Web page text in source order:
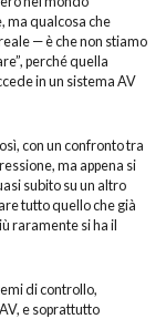
ma qualcosa che
— è che non stiamo
perché quella
in un sistema AV
con un confronto tra
ma appena si
subito su un altro
tutto quello che già
raramente si ha il
di controllo,
e soprattutto